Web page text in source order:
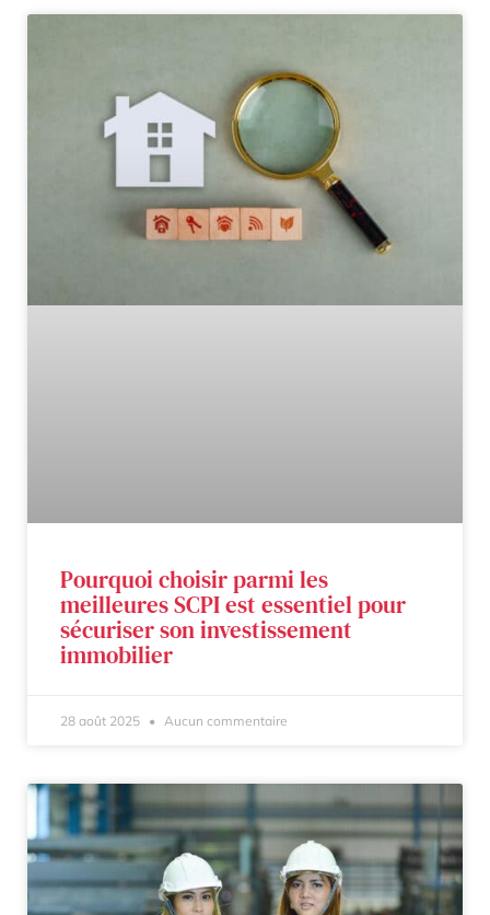
Pourquoi choisir parmi les
meilleures SCPI est essentiel pour
sécuriser son investissement
immobilier
28 août 2025 Aucun commentaire